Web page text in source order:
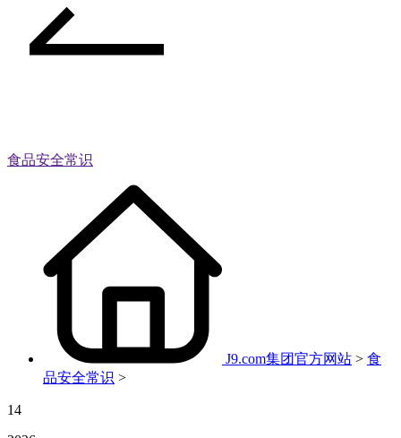
食品安全常识
J9.com集团官方网站 > 食
品安全常识 >
14